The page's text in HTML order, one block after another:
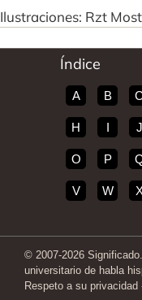
Ilustraciones: Rzt
Índice
A B C
H I J
O P
V W
© 2007-2026
universitario de habla
Respeto a su privacidad